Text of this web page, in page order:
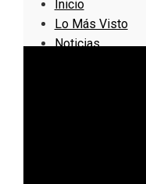
Inicio
Lo Más Visto
Noticias